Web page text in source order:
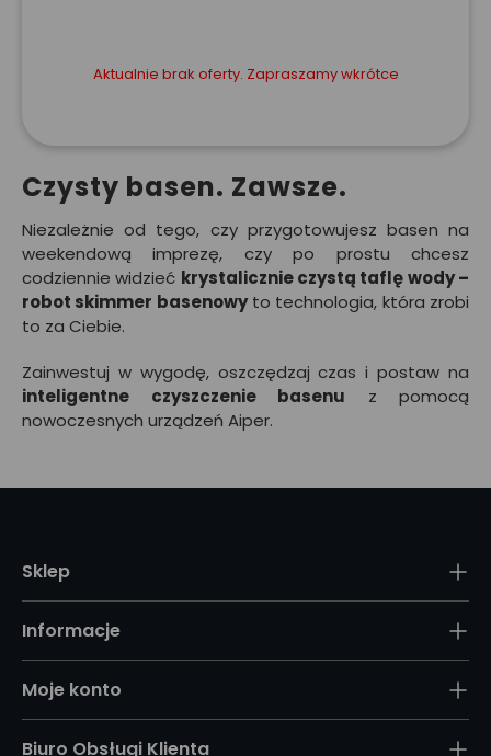
Aktualnie brak oferty. Zapraszamy wkrótce
Czysty basen. Zawsze.
Niezależnie od tego, czy przygotowujesz basen na
weekendową imprezę, czy po prostu chcesz
codziennie widzieć krystalicznie czystą taflę wody –
robot skimmer basenowyto technologia, która zrobi
to za Ciebie.
Zainwestuj w wygodę, oszczędzaj czas i postaw na
inteligentne czyszczenie basenu z pomocą
nowoczesnych urządzeń Aiper.
Sklep
Informacje
Moje konto
Biuro Obsługi Klienta